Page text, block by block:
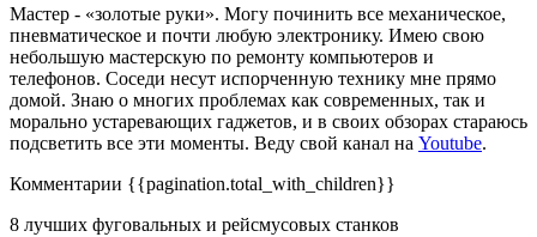
Мастер - «золотые руки». Могу починить все механическое,
пневматическое и почти любую электронику. Имею свою
небольшую мастерскую по ремонту компьютеров и
телефонов. Соседи несут испорченную технику мне прямо
домой. Знаю о многих проблемах как современных, так и
морально устаревающих гаджетов, и в своих обзорах стараюсь
подсветить все эти моменты. Веду свой канал на Youtube.
Комментарии {{pagination.total_with_children}}
8 лучших фуговальных и рейсмусовых станков